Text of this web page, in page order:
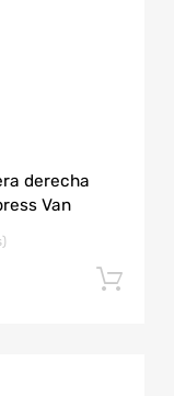
derecha
Van